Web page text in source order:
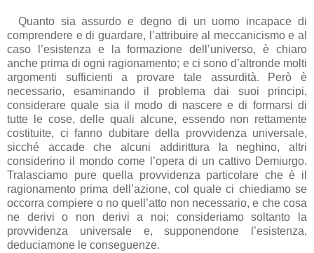
Quanto sia assurdo e degno di un uomo incapace di
comprendere e di guardare, l’attribuire al meccanicismo e al
caso l’esistenza e la formazione dell’universo, è chiaro
anche prima di ogni ragionamento; e ci sono d’altronde molti
argomenti sufficienti a provare tale assurdità. Però è
necessario, esaminando il problema dai suoi principi,
considerare quale sia il modo di nascere e di formarsi di
tutte le cose, delle quali alcune, essendo non rettamente
costituite, ci fanno dubitare della provvidenza universale,
sicché accade che alcuni addirittura la neghino, altri
considerino il mondo come l’opera di un cattivo Demiurgo.
Tralasciamo pure quella provvidenza particolare che è il
ragionamento prima dell’azione, col quale ci chiediamo se
occorra compiere o no quell’atto non necessario, e che cosa
ne derivi o non derivi a noi; consideriamo soltanto la
provvidenza universale e, supponendone l’esistenza,
deduciamone le conseguenze.